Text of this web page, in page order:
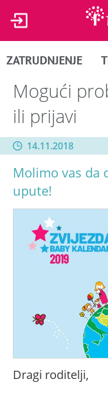
ZATRUDNJENJE
Mogući
ili prijavi
14.11.2018
Molimo vas da
upute!
Dragi roditelji,